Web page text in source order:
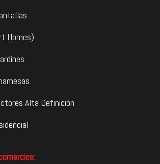
Homes)
Alta Definición